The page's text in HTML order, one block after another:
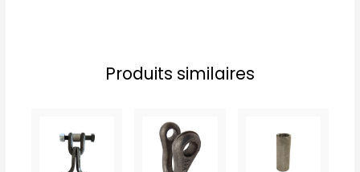
Produits similaires